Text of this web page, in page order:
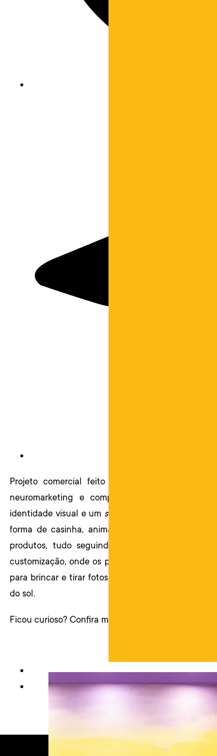
Projeto comercial feito para loja 4 Kid’s no
neuromarketing e comportamento do
identidade visual e um storytelling
forma de casinha, animais em 3D, totens com
produtos, tudo seguindo uma linha orgânica
customização, onde os pequenos podem
para brincar e tirar fotos, com a pintura artística
do sol.
Ficou curioso? Confira mais sobre o